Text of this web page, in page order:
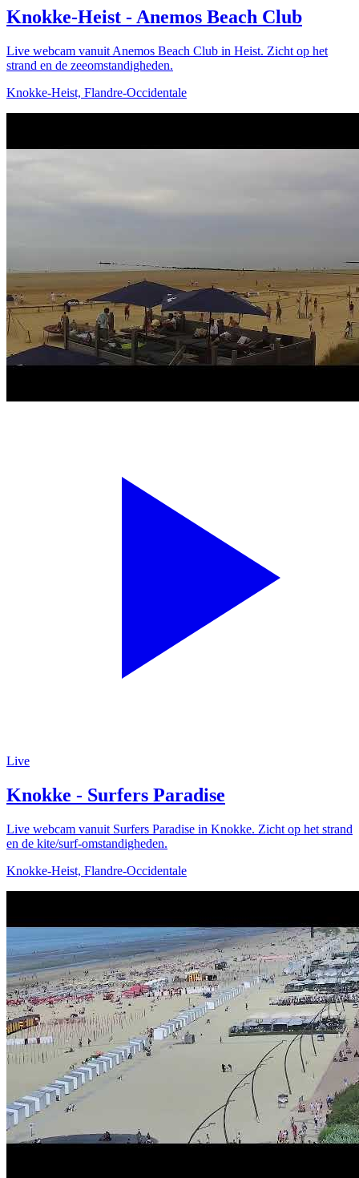
Knokke-Heist - Anemos Beach Club
Live webcam vanuit Anemos Beach Club in Heist. Zicht op het
strand en de zeeomstandigheden.
Knokke-Heist, Flandre-Occidentale
Live
Knokke - Surfers Paradise
Live webcam vanuit Surfers Paradise in Knokke. Zicht op het strand
en de kite/surf-omstandigheden.
Knokke-Heist, Flandre-Occidentale